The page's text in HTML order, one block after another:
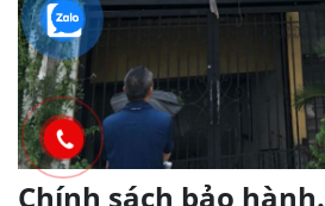
Chính sách bảo hành.